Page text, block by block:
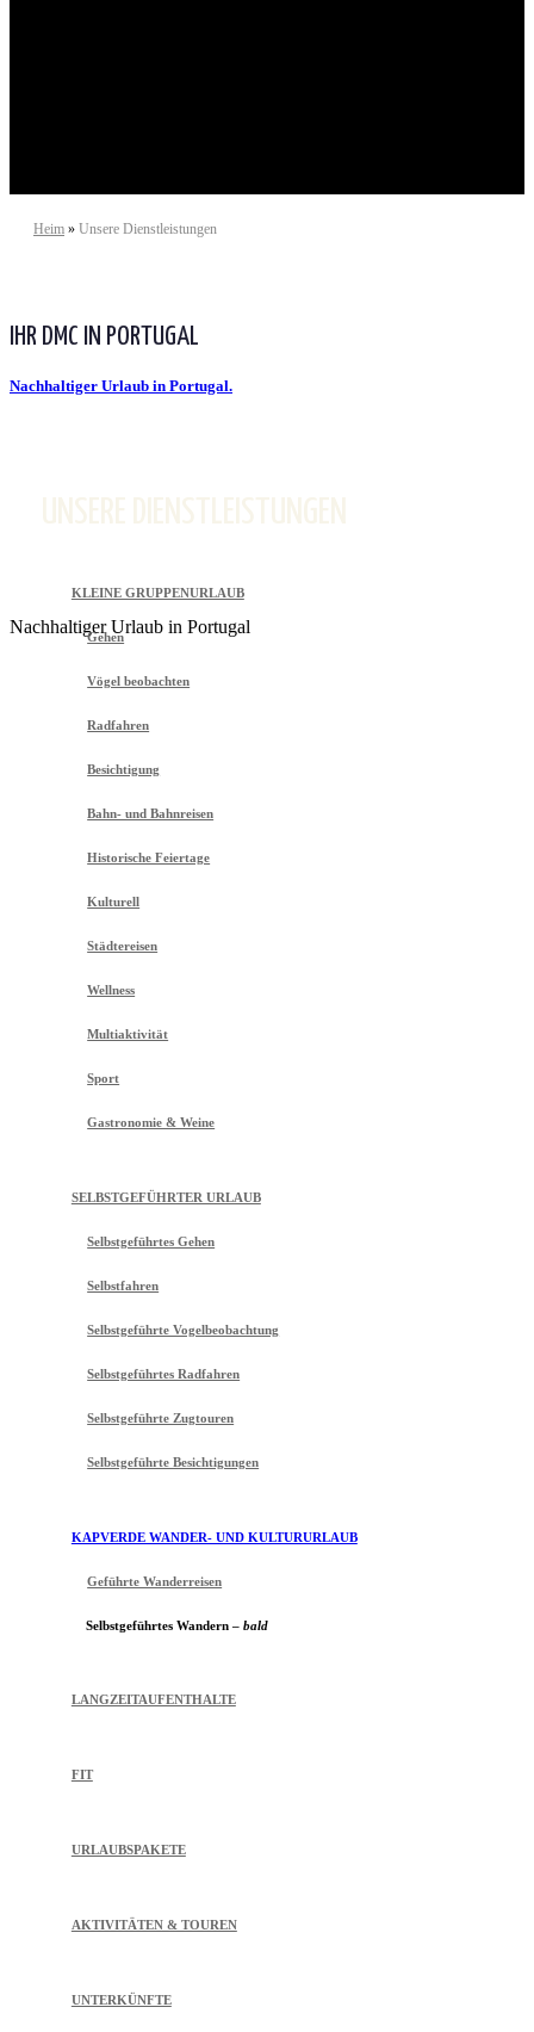
Nachhaltiger Urlaub in Portugal
Heim » Unsere Dienstleistungen
IHR DMC IN PORTUGAL
Nachhaltiger Urlaub in Portugal.
KLEINE GRUPPENURLAUB
Gehen
Vögel beobachten
Radfahren
Besichtigung
Bahn- und Bahnreisen
Historische Feiertage
Kulturell
Städtereisen
Wellness
Multiaktivität
Sport
Gastronomie & Weine
SELBSTGEFÜHRTER URLAUB
Selbstgeführtes Gehen
Selbstfahren
Selbstgeführte Vogelbeobachtung
Selbstgeführtes Radfahren
Selbstgeführte Zugtouren
Selbstgeführte Besichtigungen
KAPVERDE WANDER- UND KULTURURLAUB
Geführte Wanderreisen
Selbstgeführtes Wandern – bald
LANGZEITAUFENTHALTE
FIT
URLAUBSPAKETE
AKTIVITÄTEN & TOUREN
UNTERKÜNFTE